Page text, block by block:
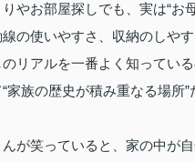
やお部屋探しでも、実は“お
の使いやすさ、収納のしや
リアルを一番よく知っている
家族の歴史が積み重なる場所
が笑っていると、家の中が